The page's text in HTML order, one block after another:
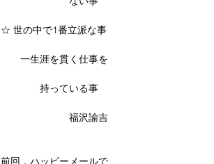
☆ 世の中で1番立派な事
一生涯を貫く仕事を
持っている事
福沢諭吉
前回，ハッピーメールで